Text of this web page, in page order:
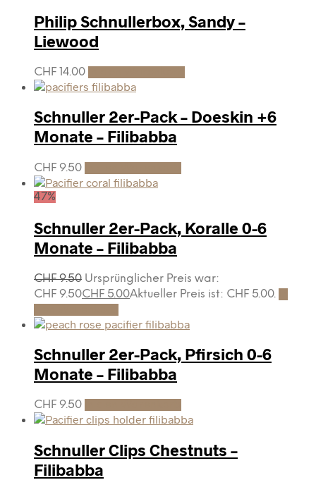
Philip Schnullerbox, Sandy –
Liewood
CHF 14.00
Schnuller 2er-Pack – Doeskin +6
Monate – Filibabba
CHF 9.50
47%
Schnuller 2er-Pack, Koralle 0-6
Monate – Filibabba
CHF9.50 Ursprünglicher Preis war:
CHF 9.50CHF 5.00Aktueller Preis ist: CHF 5.00.
Schnuller 2er-Pack, Pfirsich 0-6
Monate – Filibabba
CHF 9.50
Schnuller Clips Chestnuts –
Filibabba